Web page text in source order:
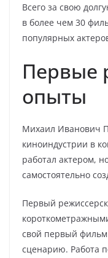
Всего за свою
в более чем 30
популярных
Первые
опыты
Михаил Иванович
киноиндустрии в
работал актером,
самостоятельно
Первый
свой первый
сценарию. Работа